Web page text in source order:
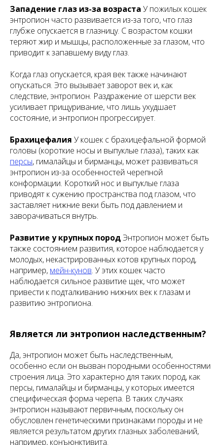
Западение глаз из-за возраста У пожилых кошек
энтропион часто развивается из-за того, что глаз
глубже опускается в глазницу. С возрастом кошки
теряют жир и мышцы, расположенные за глазом, что
приводит к запавшему виду глаз.
Когда глаз опускается, края век также начинают
опускаться. Это вызывает заворот век и, как
следствие, энтропион. Раздражение от шерсти век
усиливает прищуривание, что лишь ухудшает
состояние, и энтропион прогрессирует.
Брахицефалия У кошек с брахицефальной формой
головы (короткие носы и выпуклые глаза), таких как
персы, гималайцы и бирманцы, может развиваться
энтропион из-за особенностей черепной
конформации. Короткий нос и выпуклые глаза
приводят к сужению пространства под глазом, что
заставляет нижние веки быть под давлением и
заворачиваться внутрь.
Развитие у крупных породЭнтропион может быть
также состоянием развития, которое наблюдается у
молодых, некастрированных котов крупных пород,
например, мейн-кунов. У этих кошек часто
наблюдается сильное развитие щек, что может
привести к подталкиванию нижних век к глазам и
развитию энтропиона.
Является ли энтропион наследственным?
Да, энтропион может быть наследственным,
особенно если он вызван породными особенностями
строения лица. Это характерно для таких пород, как
персы, гималайцы и бирманцы, у которых имеется
специфическая форма черепа. В таких случаях
энтропион называют первичным, поскольку он
обусловлен генетическими признаками породы и не
является результатом других глазных заболеваний,
например, конъюнктивита.